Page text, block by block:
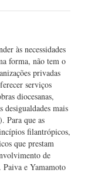
às necessidades
forma, não tem o
privadas
serviços
diocesanas,
desigualdades mais
Para que as
filantrópicos,
que prestam
de
Paiva e Yamamoto